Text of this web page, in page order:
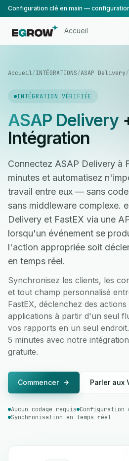
Accueil
Accueil/INTÉGRATIONS/ASAP Delivery/
INTÉGRATION VÉRIFIÉE
ASAP Delivery
Intégration
Connectez ASAP Delivery à
minutes et automatisez
travail entre eux — sans
sans middleware complexe.
Delivery et FastEX via une
lorsqu'un événement se
l'action appropriée soit
en temps réel.
Synchronisez les clients, les
et tout champ personnalisé
FastEX, déclenchez des
applications à partir d'un seul
vos rapports en un seul
5 minutes avec notre
gratuite.
Commencer Parler aux
Aucun codage requis Configuration
Synchronisation en temps réel